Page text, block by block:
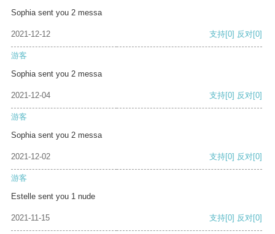
Sophia sent you 2 messa
2021-12-12 支持[0] 反对[0]
游客
Sophia sent you 2 messa
2021-12-04 支持[0] 反对[0]
游客
Sophia sent you 2 messa
2021-12-02 支持[0] 反对[0]
游客
Estelle sent you 1 nude
2021-11-15 支持[0] 反对[0]